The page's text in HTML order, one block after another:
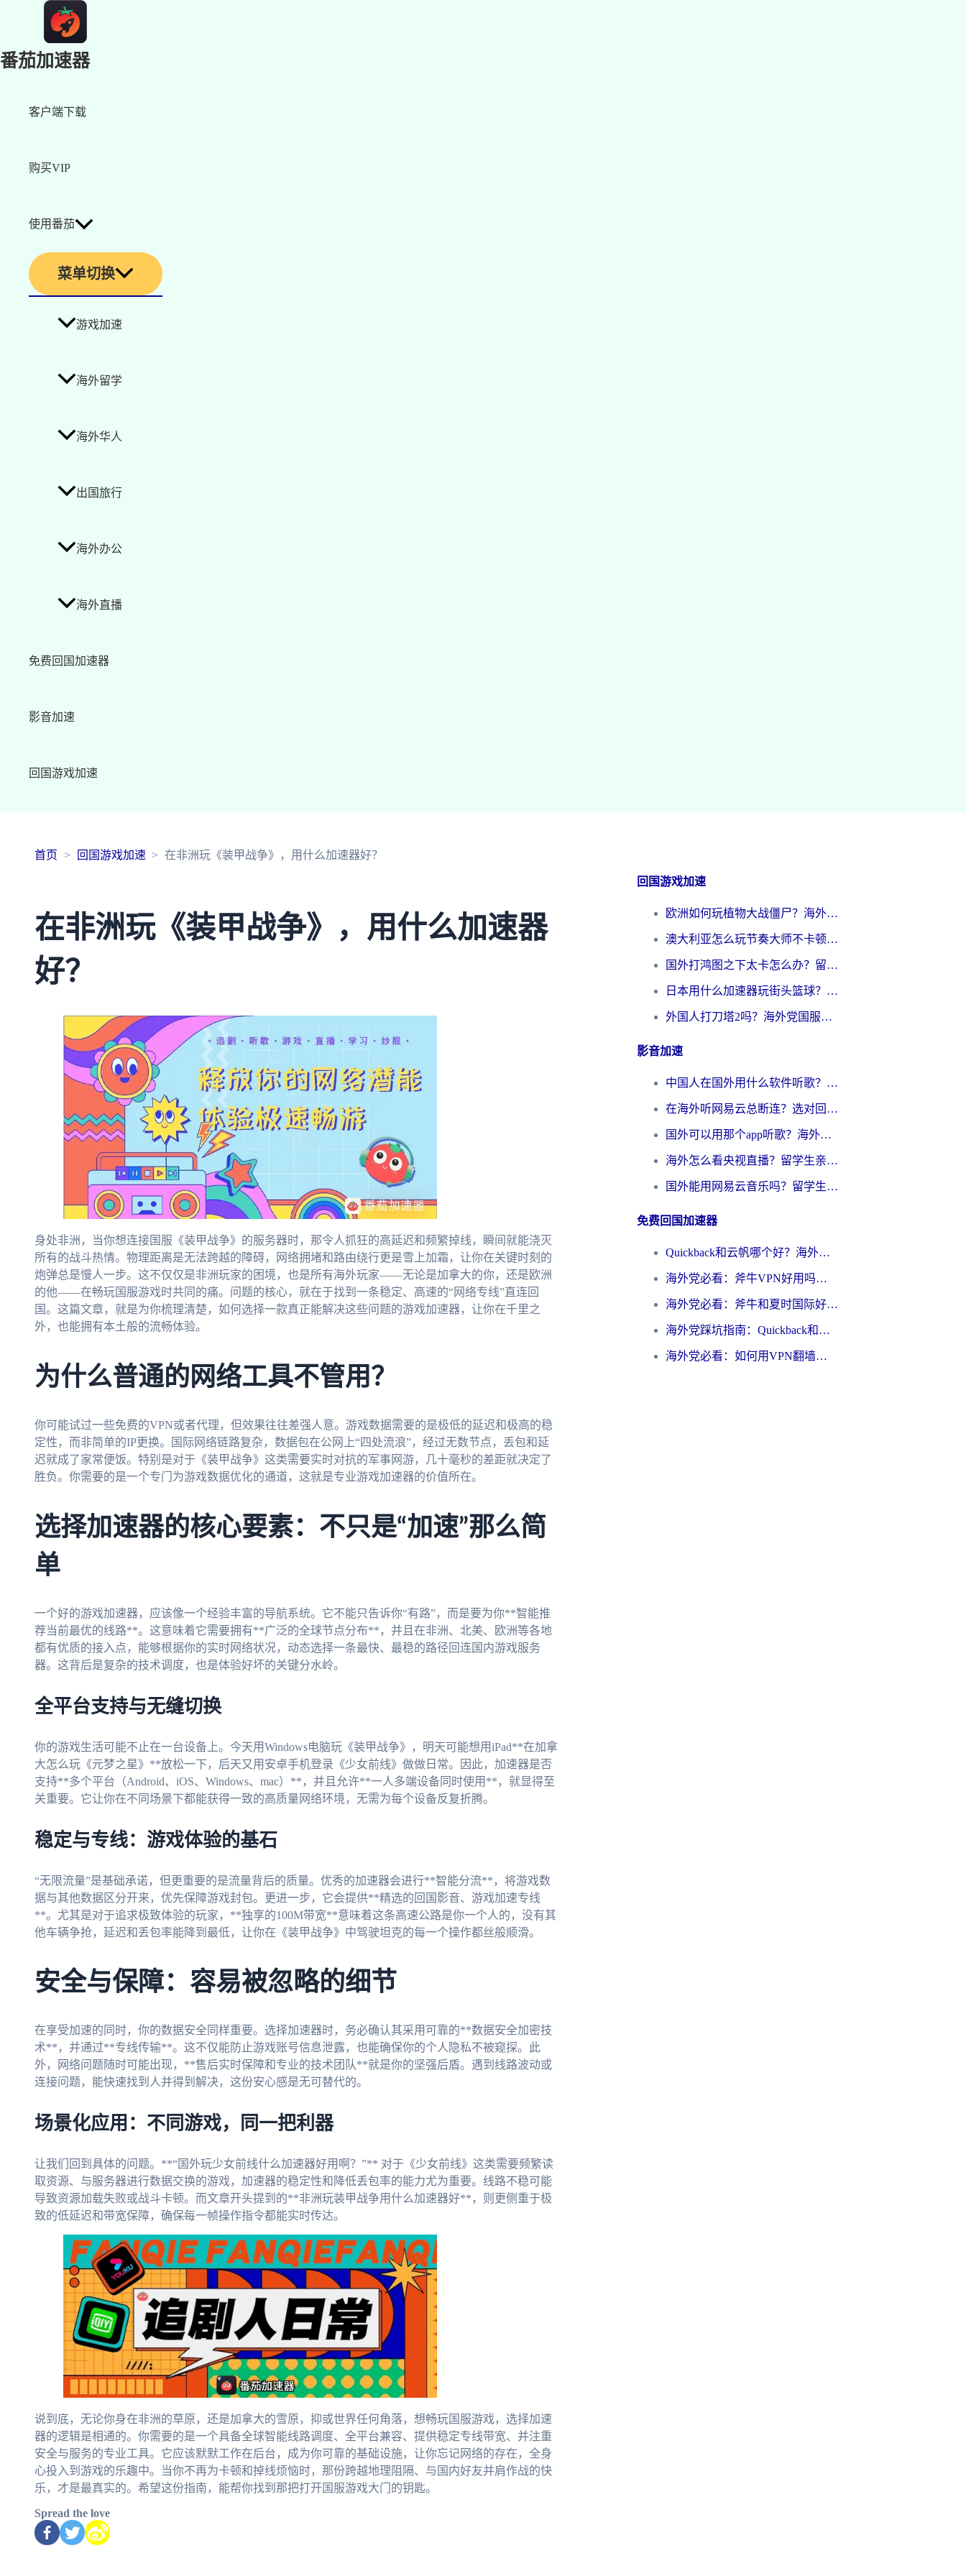
番茄加速器
客户端下载
购买VIP
使用番茄
菜单切换
游戏加速
海外留学
海外华人
出国旅行
海外办公
海外直播
免费回国加速器
影音加速
回国游戏加速
首页 回国游戏加速 在非洲玩《装甲战争》，用什么加速器好？
在非洲玩《装甲战争》，用什么加速器
好？
身处非洲，当你想连接国服《装甲战争》的服务器时，那令人抓狂的高延迟和频繁掉线，瞬间就能浇灭
所有的战斗热情。物理距离是无法跨越的障碍，网络拥堵和路由绕行更是雪上加霜，让你在关键时刻的
炮弹总是慢人一步。这不仅仅是非洲玩家的困境，也是所有海外玩家——无论是加拿大的你，还是欧洲
的他——在畅玩国服游戏时共同的痛。问题的核心，就在于找到一条稳定、高速的“网络专线”直连回
国。这篇文章，就是为你梳理清楚，如何选择一款真正能解决这些问题的游戏加速器，让你在千里之
外，也能拥有本土般的流畅体验。
为什么普通的网络工具不管用？
你可能试过一些免费的VPN或者代理，但效果往往差强人意。游戏数据需要的是极低的延迟和极高的稳
定性，而非简单的IP更换。国际网络链路复杂，数据包在公网上“四处流浪”，经过无数节点，丢包和延
迟就成了家常便饭。特别是对于《装甲战争》这类需要实时对抗的军事网游，几十毫秒的差距就决定了
胜负。你需要的是一个专门为游戏数据优化的通道，这就是专业游戏加速器的价值所在。
选择加速器的核心要素：不只是“加速”那么简
单
一个好的游戏加速器，应该像一个经验丰富的导航系统。它不能只告诉你“有路”，而是要为你**智能推
荐当前最优的线路**。这意味着它需要拥有**广泛的全球节点分布**，并且在非洲、北美、欧洲等各地
都有优质的接入点，能够根据你的实时网络状况，动态选择一条最快、最稳的路径回连国内游戏服务
器。这背后是复杂的技术调度，也是体验好坏的关键分水岭。
全平台支持与无缝切换
你的游戏生活可能不止在一台设备上。今天用Windows电脑玩《装甲战争》，明天可能想用iPad**在加拿
大怎么玩《元梦之星》**放松一下，后天又用安卓手机登录《少女前线》做做日常。因此，加速器是否
支持**多个平台（Android、iOS、Windows、mac）**，并且允许**一人多端设备同时使用**，就显得至
关重要。它让你在不同场景下都能获得一致的高质量网络环境，无需为每个设备反复折腾。
稳定与专线：游戏体验的基石
“无限流量”是基础承诺，但更重要的是流量背后的质量。优秀的加速器会进行**智能分流**，将游戏数
据与其他数据区分开来，优先保障游戏封包。更进一步，它会提供**精选的回国影音、游戏加速专线
**。尤其是对于追求极致体验的玩家，**独享的100M带宽**意味着这条高速公路是你一个人的，没有其
他车辆争抢，延迟和丢包率能降到最低，让你在《装甲战争》中驾驶坦克的每一个操作都丝般顺滑。
安全与保障：容易被忽略的细节
在享受加速的同时，你的数据安全同样重要。选择加速器时，务必确认其采用可靠的**数据安全加密技
术**，并通过**专线传输**。这不仅能防止游戏账号信息泄露，也能确保你的个人隐私不被窥探。此
外，网络问题随时可能出现，**售后实时保障和专业的技术团队**就是你的坚强后盾。遇到线路波动或
连接问题，能快速找到人并得到解决，这份安心感是无可替代的。
场景化应用：不同游戏，同一把利器
让我们回到具体的问题。**“国外玩少女前线什么加速器好用啊？”** 对于《少女前线》这类需要频繁读
取资源、与服务器进行数据交换的游戏，加速器的稳定性和降低丢包率的能力尤为重要。线路不稳可能
导致资源加载失败或战斗卡顿。而文章开头提到的**非洲玩装甲战争用什么加速器好**，则更侧重于极
致的低延迟和带宽保障，确保每一帧操作指令都能实时传达。
说到底，无论你身在非洲的草原，还是加拿大的雪原，抑或世界任何角落，想畅玩国服游戏，选择加速
器的逻辑是相通的。你需要的是一个具备全球智能线路调度、全平台兼容、提供稳定专线带宽、并注重
安全与服务的专业工具。它应该默默工作在后台，成为你可靠的基础设施，让你忘记网络的存在，全身
心投入到游戏的乐趣中。当你不再为卡顿和掉线烦恼时，那份跨越地理阻隔、与国内好友并肩作战的快
乐，才是最真实的。希望这份指南，能帮你找到那把打开国服游戏大门的钥匙。
Spread the love
回国游戏加速
欧洲如何玩植物大战僵尸？海外党国服游戏加速避坑指南（附实测对比）
澳大利亚怎么玩节奏大师不卡顿？海外党国服游戏加速终极指南
国外打鸿图之下太卡怎么办？留学生亲测有效的国服游戏加速方案
日本用什么加速器玩街头篮球？海外党国服游戏不卡顿的终极攻略
外国人打刀塔2吗？海外党国服游戏加速避坑全攻略
影音加速
中国人在国外用什么软件听歌？别再被地域限制卡脖子，这篇教你轻松解锁国内音乐库
在海外听网易云总断连？选对回国加速器，告别地区限制和卡顿
国外可以用那个app听歌？海外党亲测有效的回国加速方案，轻松听国内音乐听书
海外怎么看央视直播？留学生亲测：3步解决版权限制+追剧自由
国外能用网易云音乐吗？留学生亲测：3步解决海外听歌难题
免费回国加速器
Quickback和云帆哪个好？海外党2026亲测指南：选对加速器大陆工具，无缝刷国内剧玩国服
海外党必看：斧牛VPN好用吗？和GoLinkVPN对比哪个回国效果更好？
海外党必看：斧牛和夏时国际好用吗？3步选对回国加速器，无缝刷国内资源
海外党踩坑指南：Quickback和归雁好用吗？选对加速器才能无缝刷国内资源
海外党必看：如何用VPN翻墙到大陆PTT？一篇解决你所有回国加速痛点